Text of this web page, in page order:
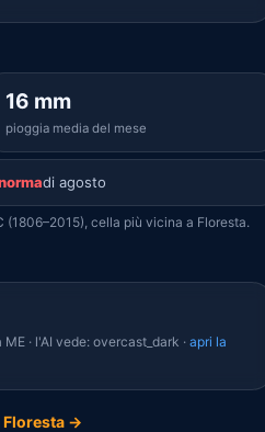
16 mm
pioggia media del mese
di agosto
cella più vicina a Floresta.
· l'AI vede: overcast_dark · apri la
Floresta →